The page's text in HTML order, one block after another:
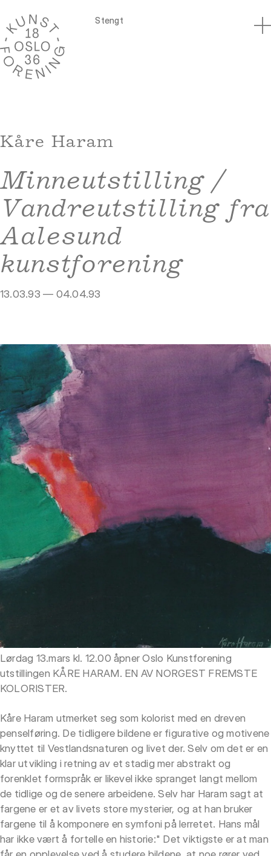
Stengt
Kåre Haram
Minneutstilling /
Vandreutstilling fra
Aalesund
kunstforening
13.03.93 — 04.04.93
Lørdag 13.mars kl. 12.00 åpner Oslo Kunstforening
utstillingen KÅRE HARAM. EN AV NORGEST FREMSTE
KOLORISTER.
Kåre Haram utmerket seg som kolorist med en dreven
penselføring. De tidligere bildene er figurative og motivene
knyttet til Vestlandsnaturen og livet der. Selv om det er en
klar utvikling i retning av et stadig mer abstrakt og
forenklet formspråk er likevel ikke spranget langt mellom
de tidlige og de senere arbeidene. Selv har Haram sagt at
fargene er et av livets store mysterier, og at han bruker
fargene til å komponere en symfoni på lerretet. Hans mål
har ikke vært å fortelle en historie:" Det viktigste er at man